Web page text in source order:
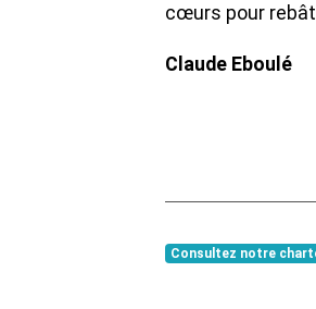
cœurs pour
Claude Eboulé
Consultez notre